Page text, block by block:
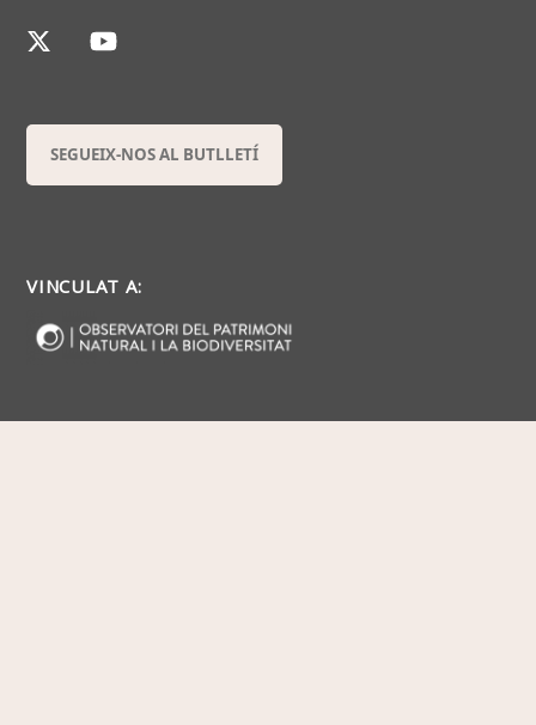
SEGUEIX-NOS AL BUTLLETÍ
VINCULAT A: